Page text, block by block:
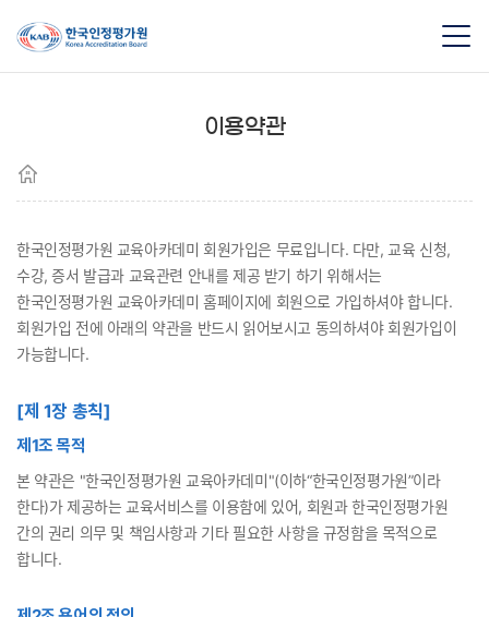
이용약관
한국인정평가원 교육아카데미 회원가입은 무료입니다. 다만, 교육 신청,
수강, 증서 발급과 교육관련 안내를 제공 받기 하기 위해서는
한국인정평가원 교육아카데미 홈페이지에 회원으로 가입하셔야 합니다.
회원가입 전에 아래의 약관을 반드시 읽어보시고 동의하셔야 회원가입이
가능합니다.
[제 1장 총칙]
제1조 목적
본 약관은 "한국인정평가원 교육아카데미"(이하“한국인정평가원”이라
한다)가 제공하는 교육서비스를 이용함에 있어, 회원과 한국인정평가원
간의 권리 의무 및 책임사항과 기타 필요한 사항을 규정함을 목적으로
합니다.